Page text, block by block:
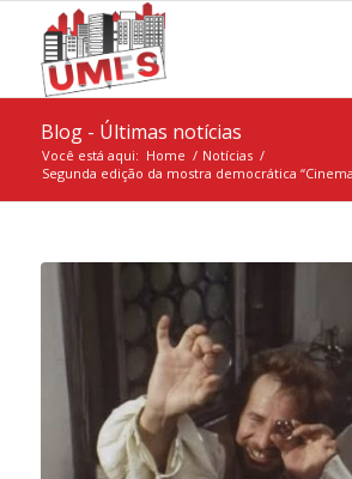
Blog - Últimas notícias
Você está aqui: Home / Notícias /
Segunda edição da mostra democrática